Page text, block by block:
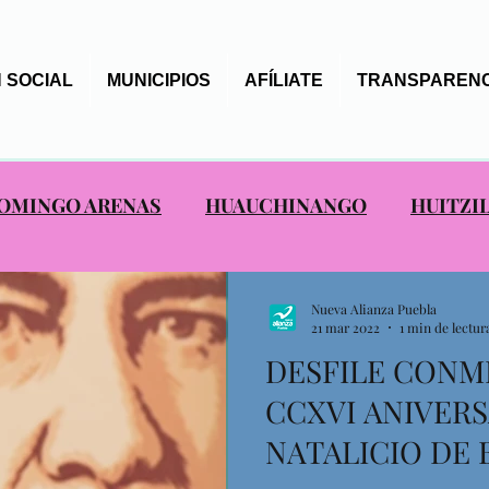
SOCIAL MUNICIPIOS AFÍLIATE
ARENAS HUAUCHINANGO
ALIANCISTAS SAN NICOLAS DE LOS RANCHOS
DE LÓPEZ TOCHIMILCO
DESFILE
CCXVI
NATALICIO DE
Nueva Alianza Puebla
21 mar 2022
1 min de